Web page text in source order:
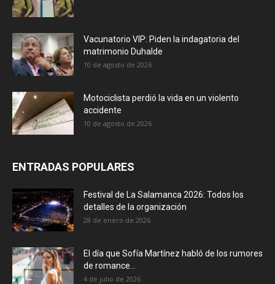
Vacunatorio VIP: Piden la indagatoria del
matrimonio Duhalde
10 de agosto de 2026
Motociclista perdió la vida en un violento
accidente
10 de agosto de 2026
ENTRADAS POPULARES
Festival de La Salamanca 2026: Todos los
detalles de la organización
28 de enero de 2026
El día que Sofía Martínez habló de los rumores
de romance...
4 de julio de 2026